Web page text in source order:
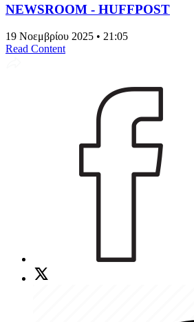
NEWSROOM - HUFFPOST
19 Νοεμβρίου 2025 • 21:05
Read Content